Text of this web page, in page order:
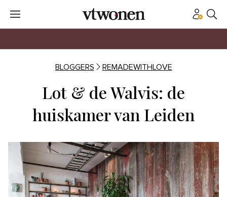
BLOGGERS REMADEWITHLOVE
Lot & de Walvis: de
huiskamer van Leiden